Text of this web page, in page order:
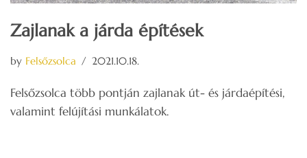
Zajlanak a járda építések
by Felsőzsolca 2021.10.18.
Felsőzsolca több pontján zajlanak út- és járdaépítési,
valamint felújítási munkálatok.